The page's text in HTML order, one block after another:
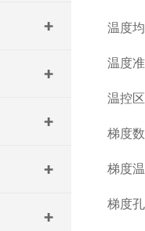
温度
温度
温控
梯度
梯度
梯度